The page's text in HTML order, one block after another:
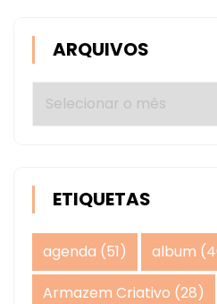
ARQUIVOS
Arquivos
ETIQUETAS
agenda (51) album
Armazem Criativo (28)